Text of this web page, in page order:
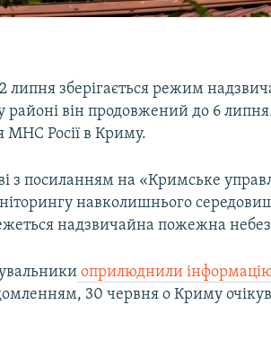
липня зберігається режим
він продовжений до 6
МНС Росії в Криму.
з посиланням на «Кримське
навколишнього
надзвичайна пожежна
оприлюднили
30 червня о Криму